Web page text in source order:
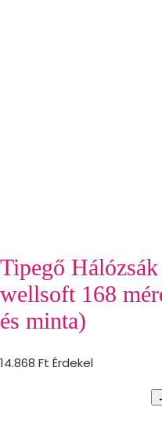
Tipegő
wellsoft 168
és minta)
14.868 Ft Érdekel